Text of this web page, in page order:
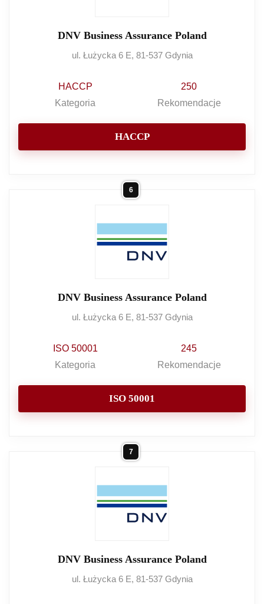
DNV Business Assurance Poland
ul. Łużycka 6 E, 81-537 Gdynia
HACCP
Kategoria
250
Rekomendacje
HACCP
6
DNV Business Assurance Poland
ul. Łużycka 6 E, 81-537 Gdynia
ISO 50001
Kategoria
245
Rekomendacje
ISO 50001
7
DNV Business Assurance Poland
ul. Łużycka 6 E, 81-537 Gdynia